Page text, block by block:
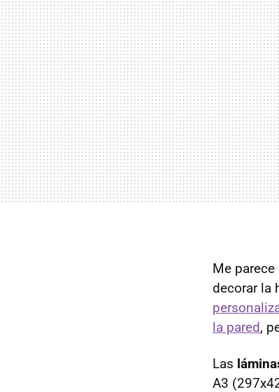
Me
decorar la
la pared,
Las
A3